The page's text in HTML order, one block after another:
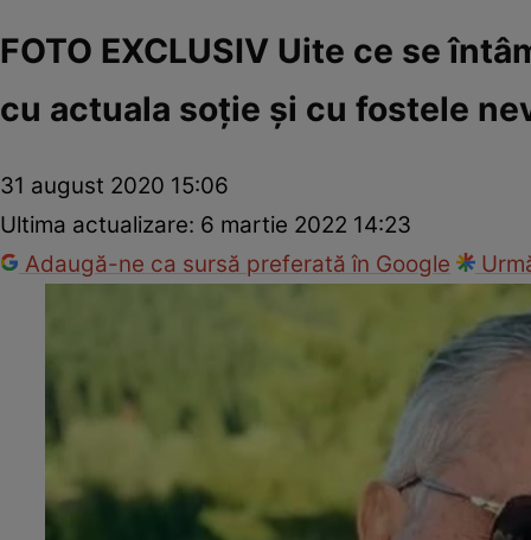
FOTO EXCLUSIV Uite ce se
cu actuala soție și cu fostele
31 august 2020 15:06
Ultima actualizare: 6 martie 2022 14:23
Adaugă-ne ca sursă preferată în Google